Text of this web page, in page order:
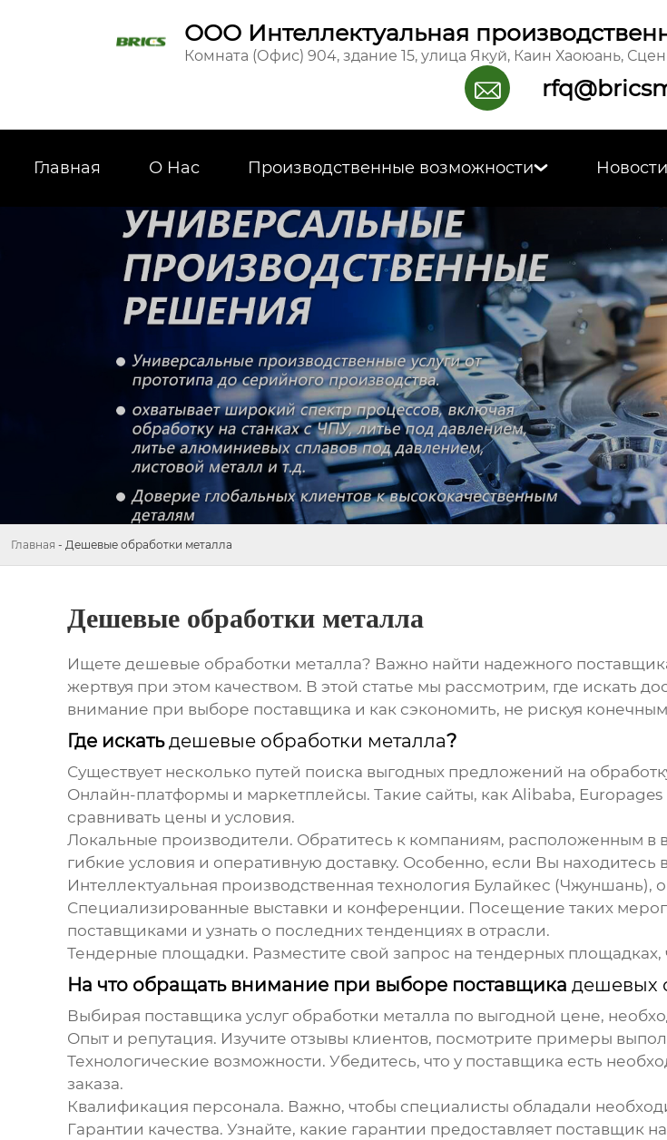
ООО Интеллектуальная
Комната (Офис) 904, здание 15, улица Якуй, Каин Хаоюань,

Главная О Hас Производственные возможности Новости
Главная - Дешевые обработки металла
Дешевые обработки металла
Ищете дешевые обработки металла? Важно найти надежного
жертвуя при этом качеством. В этой статье мы рассмотрим, где искать
внимание при выборе поставщика и как сэкономить, не рискуя конечным
Где искатьдешевые обработки металла?
Существует несколько путей поиска выгодных предложений на
Онлайн-платформы и маркетплейсы. Такие сайты, как Alibaba,
сравнивать цены и условия.
Локальные производители. Обратитесь к компаниям, расположенным в
гибкие условия и оперативную доставку. Особенно, если Вы
Интеллектуальная производственная технология Булайкес (Чжуншань),
Специализированные выставки и конференции. Посещение таких
поставщиками и узнать о последних тенденциях в отрасли.
Тендерные площадки. Разместите свой запрос на тендерных
На что обращать внимание при выборе поставщика дешевых
Выбирая поставщика услуг обработки металла по выгодной цене,
Опыт и репутация. Изучите отзывы клиентов, посмотрите примеры
Технологические возможности. Убедитесь, что у поставщика есть
заказа.
Квалификация персонала. Важно, чтобы специалисты обладали
Гарантии качества. Узнайте, какие гарантии предоставляет поставщик